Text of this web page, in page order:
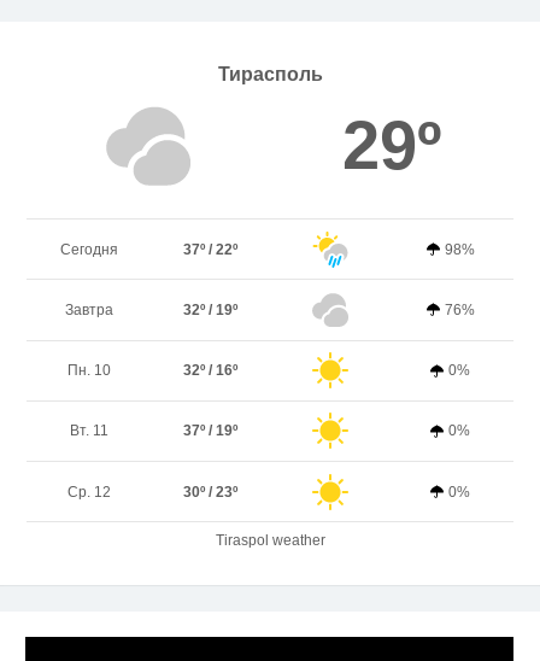
Тирасполь
29º
Сегодня 37º / 22º 98%
Завтра 32º / 19º 76%
Пн. 10 32º / 16º 0%
Вт. 11 37º / 19º 0%
Ср. 12 30º / 23º 0%
Tiraspol weather